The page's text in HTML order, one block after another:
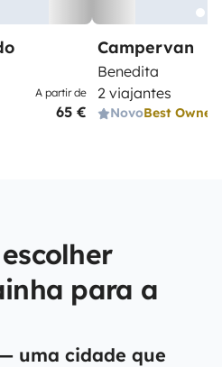
A partir de
65 €
Campervan
Benedita
2 viajantes
NovoBest Owner
para a
uma cidade que